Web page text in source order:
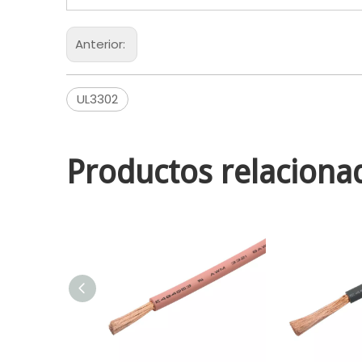
Anterior:
UL3302
Productos